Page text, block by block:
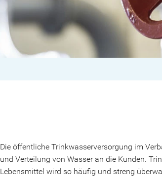
Die öffentliche Trinkwasserversorgung im
und Verteilung von Wasser an die Kunden.
Lebensmittel wird so häufig und streng